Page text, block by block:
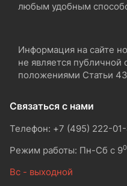
любым удобным
Информация на сайте
не является публичной
положениями Статьи
Связаться с нами
Телефон: +7 (495) 222-
Режим работы: Пн-Сб с 9
Вс - выходной